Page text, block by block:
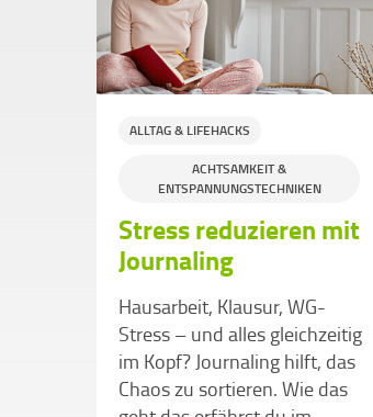
ALLTAG & LIFEHACKS
ACHTSAMKEIT &
ENTSPANNUNGSTECHNIKEN
Stress reduzieren mit
Journaling
Hausarbeit, Klausur, WG-
Stress – und alles gleichzeitig
im Kopf? Journaling hilft, das
Chaos zu sortieren. Wie das